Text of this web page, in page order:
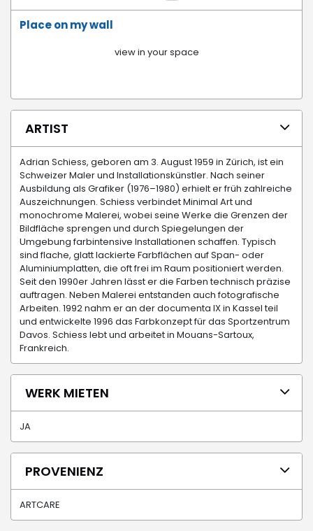
Place on my wall
view in your space
ARTIST
Adrian Schiess, geboren am 3. August 1959 in Zürich, ist ein
Schweizer Maler und Installationskünstler. Nach seiner
Ausbildung als Grafiker (1976–1980) erhielt er früh zahlreiche
Auszeichnungen. Schiess verbindet Minimal Art und
monochrome Malerei, wobei seine Werke die Grenzen der
Bildfläche sprengen und durch Spiegelungen der
Umgebung farbintensive Installationen schaffen. Typisch
sind flache, glatt lackierte Farbflächen auf Span- oder
Aluminiumplatten, die oft frei im Raum positioniert werden.
Seit den 1990er Jahren lässt er die Farben technisch präzise
auftragen. Neben Malerei entstanden auch fotografische
Arbeiten. 1992 nahm er an der documenta IX in Kassel teil
und entwickelte 1996 das Farbkonzept für das Sportzentrum
Davos. Schiess lebt und arbeitet in Mouans-Sartoux,
Frankreich.
WERK MIETEN
JA
PROVENIENZ
ARTCARE